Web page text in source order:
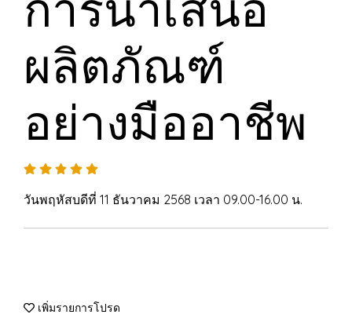
ผลิตภัณฑ์
อย่างมืออาชีพ
วันพฤหัสบดีที่ 11 ธันวาคม 2568 เวลา 09.00-16.00 น.
เพิ่มรายการโปรด